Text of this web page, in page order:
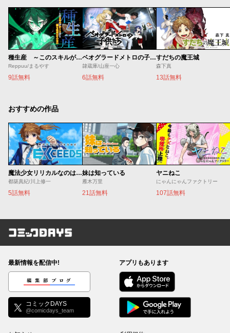
種生産 ～このスキルがチートだとまだ誰も気付いていない～
Reppuu/まるやす
9話無料
ベオグラードメトロの子供たち
隷蔵庫/山座一心
6話無料
すだちの魔王城
森下真
13話無料
おすすめの作品
魔法少女リリカルなのは EXCEEDS
都築真紀/川上修一
5話無料
妹は知っている
雁木万里
21話無料
ヤニねこ
にゃんにゃんファクトリー
107話無料
コミックDAYS
最新情報を配信中!
編集部ブログ
コミックDAYS
@comicdays_team
アプリもあります